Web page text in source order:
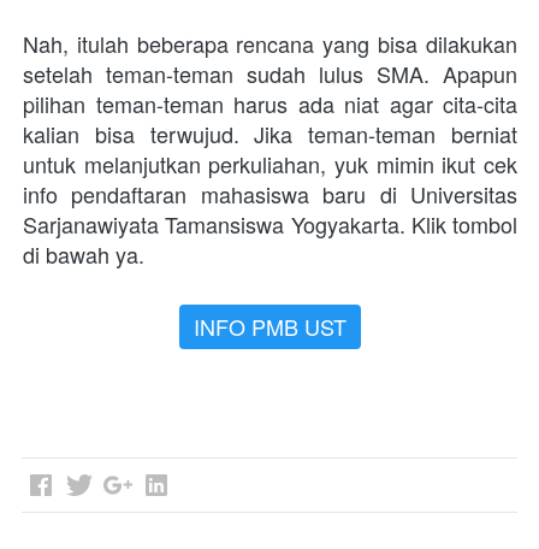
Nah, itulah beberapa rencana yang bisa dilakukan
setelah teman-teman sudah lulus SMA. Apapun
pilihan teman-teman harus ada niat agar cita-cita
kalian bisa terwujud. Jika teman-teman berniat
untuk melanjutkan perkuliahan, yuk mimin ikut cek
info pendaftaran mahasiswa baru di Universitas
Sarjanawiyata Tamansiswa Yogyakarta. Klik tombol
di bawah ya.
INFO PMB UST